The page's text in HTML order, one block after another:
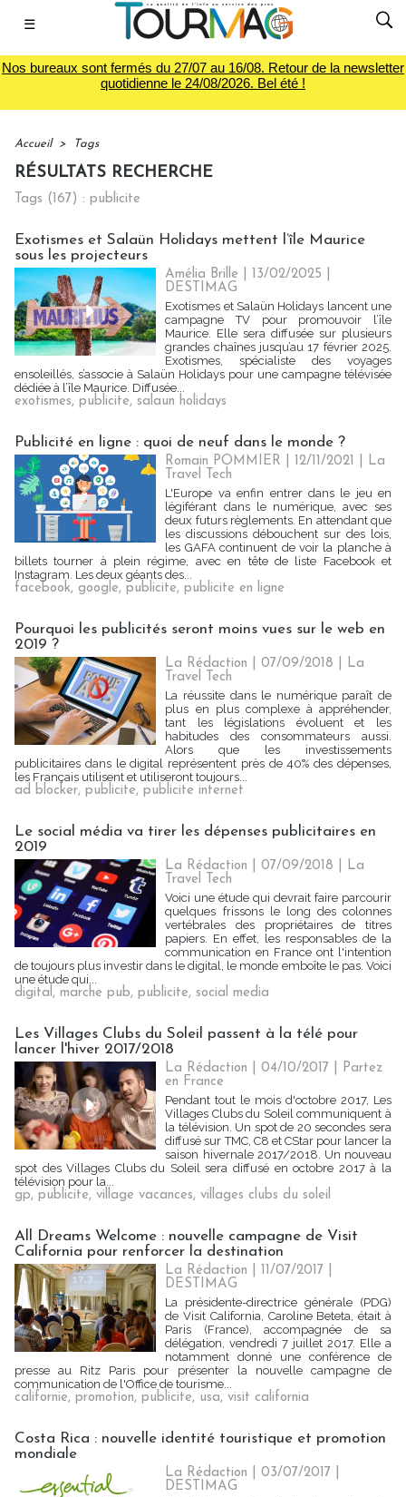
☰
Nos bureaux sont fermés du 27/07 au 16/08. Retour de la newsletter
quotidienne le 24/08/2026. Bel été !
Accueil > Tags
RÉSULTATS RECHERCHE
Tags (167) : publicite
Exotismes et Salaün Holidays mettent l’île Maurice
sous les projecteurs
Amélia Brille | 13/02/2025
DESTIMAG
Exotismes et Salaün Holidays lancent une
campagne TV pour promouvoir l’île
Maurice. Elle sera diffusée sur plusieurs
grandes chaînes jusqu’au 17 février 2025.
Exotismes, spécialiste des voyages
ensoleillés, s’associe à Salaün Holidays pour une campagne télévisée
dédiée à l’île Maurice. Diffusée...
exotismes, publicite, salaun holidays
Publicité en ligne : quoi de neuf dans le monde ?
Romain POMMIER | 12/11/2021
La
Travel Tech
L'Europe va enfin entrer dans le jeu en
légiférant dans le numérique, avec ses
deux futurs règlements. En attendant que
les discussions débouchent sur des lois,
les GAFA continuent de voir la planche à
billets tourner à plein régime, avec en tête de liste Facebook et
Instagram. Les deux géants des...
facebook, google, publicite, publicite en ligne
Pourquoi les publicités seront moins vues sur le web en
2019 ?
La Rédaction | 07/09/2018
La
Travel Tech
La réussite dans le numérique paraît de
plus en plus complexe à appréhender,
tant les législations évoluent et les
habitudes des consommateurs aussi.
Alors que les investissements
publicitaires dans le digital représentent près de 40% des dépenses,
les Français utilisent et utiliseront toujours...
ad blocker, publicite, publicite internet
Le social média va tirer les dépenses publicitaires en
2019
La Rédaction | 07/09/2018
La
Travel Tech
Voici une étude qui devrait faire parcourir
quelques frissons le long des colonnes
vertébrales des propriétaires de titres
papiers. En effet, les responsables de la
communication en France ont l'intention
de toujours plus investir dans le digital, le monde emboîte le pas. Voici
une étude qui...
digital, marche pub, publicite, social media
Les Villages Clubs du Soleil passent à la télé pour
lancer l'hiver 2017/2018
La Rédaction | 04/10/2017
Partez
en France
Pendant tout le mois d'octobre 2017, Les
Villages Clubs du Soleil communiquent à
la télévision. Un spot de 20 secondes sera
diffusé sur TMC, C8 et CStar pour lancer la
saison hivernale 2017/2018. Un nouveau
spot des Villages Clubs du Soleil sera diffusé en octobre 2017 à la
télévision pour la...
gp, publicite, village vacances, villages clubs du soleil
All Dreams Welcome : nouvelle campagne de Visit
California pour renforcer la destination
La Rédaction | 11/07/2017
DESTIMAG
La présidente-directrice générale (PDG)
de Visit California, Caroline Beteta, était à
Paris (France), accompagnée de sa
délégation, vendredi 7 juillet 2017. Elle a
notamment donné une conférence de
presse au Ritz Paris pour présenter la nouvelle campagne de
communication de l'Office de tourisme...
californie, promotion, publicite, usa, visit california
Costa Rica : nouvelle identité touristique et promotion
mondiale
La Rédaction | 03/07/2017
DESTIMAG